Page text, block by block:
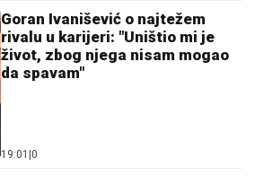
Goran Ivanišević o najtežem
rivalu u karijeri: "Uništio mi je
život, zbog njega nisam mogao
da spavam"
19:01 0